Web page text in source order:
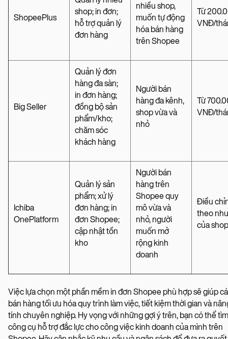
ShopeePlus
shop; in đơn;
hỗ trợ quản lý
đơn hàng
nhiều shop,
muốn tự động
hóa bán hàng
trên Shopee
Từ
VNĐ/
Big Seller
Quản lý đơn
hàng đa sàn;
in đơn hàng;
đồng bộ sản
phẩm/kho;
chăm sóc
khách hàng
Người bán
hàng đa kênh,
shop vừa và
nhỏ
Từ
VNĐ/
Ichiba
OnePlatform
Quản lý sản
phẩm; xử lý
đơn hàng; in
đơn Shopee;
cập nhật tồn
kho
Người bán
hàng trên
Shopee quy
mô vừa và
nhỏ, người
muốn mở
rộng kinh
doanh
Điều
theo
của shop
Việc lựa chọn một phần mềm in đơn Shopee phù hợp sẽ giúp
bán hàng tối ưu hóa quy trình làm việc, tiết kiệm thời gian và
tính chuyên nghiệp. Hy vọng với những gợi ý trên, bạn có thể
công cụ hỗ trợ đắc lực cho công việc kinh doanh của mình trên